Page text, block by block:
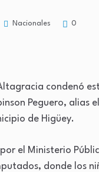
Nacionales 0
condenó
Peguero,
de Higüey.
el Ministerio
donde los